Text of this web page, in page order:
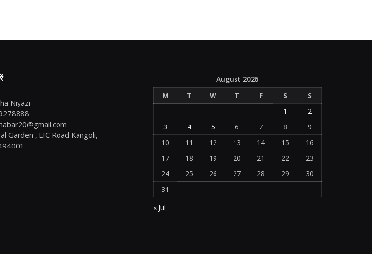
Niyazi
Garden , LIC Road Kangoli,
August 2026
M
T W T F S
S
1
2
3
4 5 6 7 8
9
10
11 12 13 14 15
16
17
18 19 20 21 22
23
24
25 26 27 28 29
30
31
« Jul